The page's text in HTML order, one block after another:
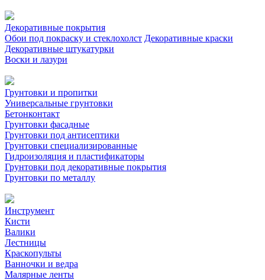
Декоративные покрытия
Обои под покраску и стеклохолст Декоративные краски
Декоративные штукатурки
Воски и лазури
Грунтовки и пропитки
Универсальные грунтовки
Бетонконтакт
Грунтовки фасадные
Грунтовки под антисептики
Грунтовки специализированные
Гидроизоляция и пластификаторы
Грунтовки под декоративные покрытия
Грунтовки по металлу
Инструмент
Кисти
Валики
Лестницы
Краскопульты
Ванночки и ведра
Малярные ленты